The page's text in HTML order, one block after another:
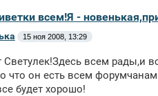
всем!Я -
15 ноя 2008, 13:29
Светулек!Здесь всем рады,и
что он есть всем
будет хорошо!